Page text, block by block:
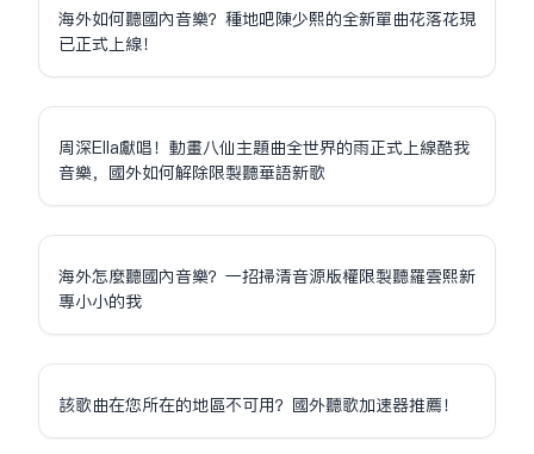
海外如何聽國內音樂？種地吧陳少熙的全新單曲花落花現
已正式上線！
周深Ella獻唱！動畫八仙主題曲全世界的雨正式上線酷我
音樂，國外如何解除限制聽華語新歌
海外怎麼聽國內音樂？一招掃清音源版權限制聽羅雲熙新
專小小的我
該歌曲在您所在的地區不可用？國外聽歌加速器推薦！